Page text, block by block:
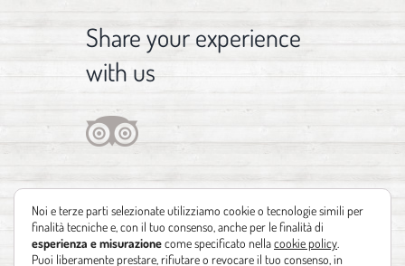
Share your experience
with us
Noi e terze parti selezionate utilizziamo cookie o tecnologie simili per
finalità tecniche e, con il tuo consenso, anche per le finalità di
esperienza e misurazionecome specificato nellacookie policy
Puoi liberamente prestare, rifiutare o revocare il tuo consenso, in